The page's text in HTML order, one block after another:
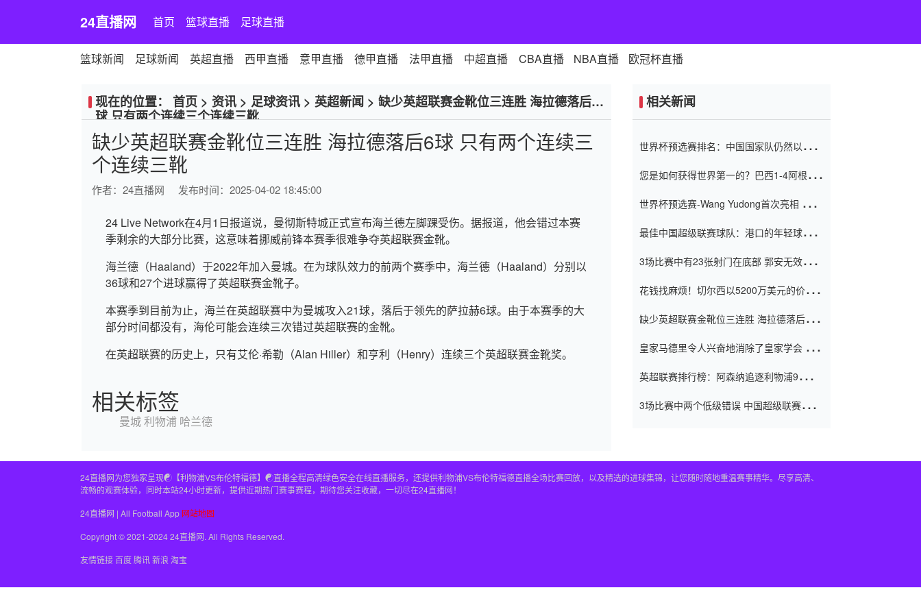
24直播网 首页 篮球直播 足球直播
篮球新闻 足球新闻 英超直播 西甲直播 意甲直播 德甲直播 法甲直播 中超直播 CBA直播 NBA直播 欧冠杯直播
现在的位置： 首页 > 资讯 > 足球资讯 > 英超新闻 > 缺少英超联赛金靴位三连胜 海拉德落后6
球 只有两个连续三个连续三靴
缺少英超联赛金靴位三连胜 海拉德落后6球 只有两个连续三
个连续三靴
作者： 24直播网 发布时间：2025-04-02 18:45:00
24 Live Network在4月1日报道说，曼彻斯特城正式宣布海兰德左脚踝受伤。据报道，他会错过本赛
季剩余的大部分比赛，这意味着挪威前锋本赛季很难争夺英超联赛金靴。
海兰德（Haaland）于2022年加入曼城。在为球队效力的前两个赛季中，海兰德（Haaland）分别以
36球和27个进球赢得了英超联赛金靴子。
本赛季到目前为止，海兰在英超联赛中为曼城攻入21球，落后于领先的萨拉赫6球。由于本赛季的大
部分时间都没有，海伦可能会连续三次错过英超联赛的金靴。
在英超联赛的历史上，只有艾伦·希勒（Alan Hiller）和亨利（Henry）连续三个英超联赛金靴奖。
相关标签
曼城利物浦 哈兰德
相关新闻
世界杯预选赛排名：中国国家队仍然以6分
您是如何获得世界第一的？巴西1-4阿根
世界杯预选赛-Wang Yudong首次亮相 中国
最佳中国超级联赛球队：港口的年轻球员在
（Taishan）
3场比赛中有23张射门在底部 郭安无效传球
花钱找麻烦！切尔西以5200万美元的价格
窗口
缺少英超联赛金靴位三连胜 海拉德落后6球
皇家马德里令人兴奋地消除了皇家学会 安
英超联赛排行榜：阿森纳追逐利物浦9分 曼
3场比赛中两个低级错误 中国超级联赛的前
24直播网为您独家呈现☯️【利物浦VS布伦特福德】☯️直播全程高清绿色安全在线直播服务，还提供利物浦VS布伦特福德直播全场比赛回放，以及精选的进球集锦，让您随时随地重温赛事精华。尽享高清、
流畅的观赛体验，同时本站24小时更新，提供近期热门赛事赛程，期待您关注收藏，一切尽在24直播网！
24直播网 | All Football App 网站地图
Copyright © 2021-2024 24直播网. All Rights Reserved.
友情链接百度腾讯新浪 淘宝